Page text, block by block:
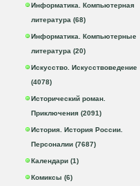
Информатика. Компьютерная
литература (68)
Информатика. Компьютерные
литература (20)
Искусство. Искусствоведение
(4078)
Исторический роман.
Приключения (2091)
История. История России.
Персоналии (7687)
Календари (1)
Комиксы (6)